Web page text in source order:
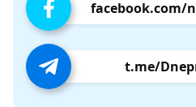
t.me/